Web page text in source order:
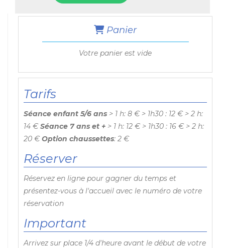
Panier
Votre panier est vide
Tarifs
Séance enfant 5/6 ans > 1 h: 8 €> 1h30 : 12 €> 2 h:
14 € Séance 7 ans et + > 1 h: 12 €> 1h30 : 16 €> 2 h:
20 € Option chaussettes: 2 €
Réserver
Réservez en ligne pour gagner du temps et
présentez-vous à l'accueil avec le numéro de votre
réservation
Important
Arrivez sur place 1/4 d'heure avant le début de votre